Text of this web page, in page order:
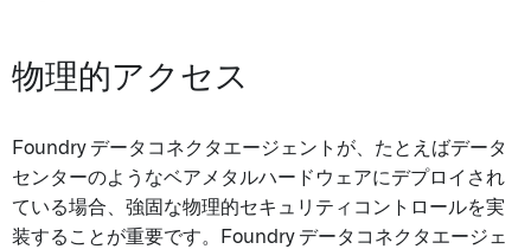
物理的アクセス
Foundry データコネクタエージェントが、たとえばデータ
センターのようなベアメタルハードウェアにデプロイされ
ている場合、強固な物理的セキュリティコントロールを実
装することが重要です。Foundry データコネクタエージェ